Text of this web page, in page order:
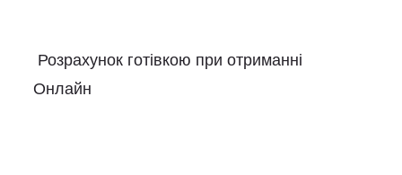
Розрахунок готівкою при отриманні
Онлайн